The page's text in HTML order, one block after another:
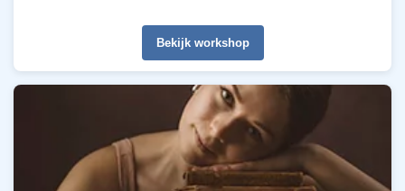
Bekijk workshop